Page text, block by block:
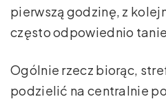
pierwszą godzinę, z
często odpowiednio
Ogólnie rzecz biorąc,
podzielić na centralnie